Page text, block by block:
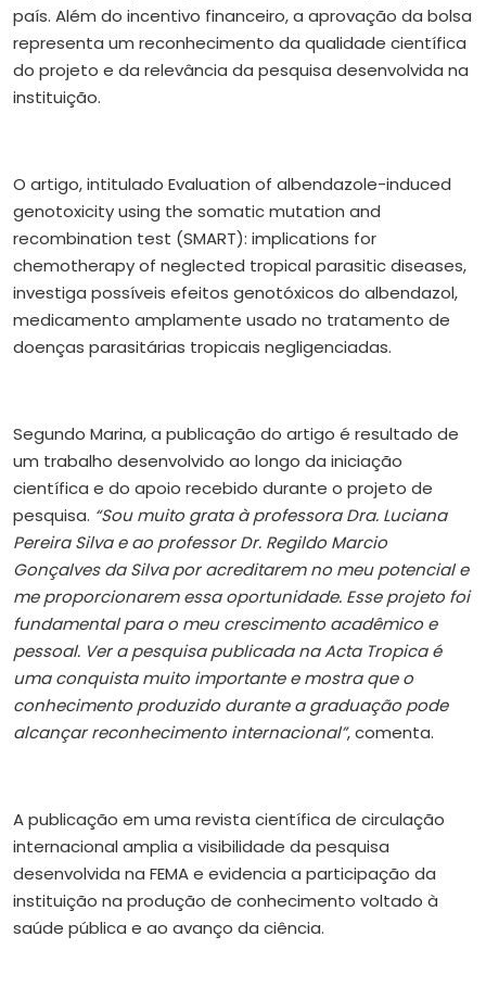
país. Além do incentivo financeiro, a aprovação da bolsa
representa um reconhecimento da qualidade científica
do projeto e da relevância da pesquisa desenvolvida na
instituição.
O artigo, intitulado Evaluation of albendazole-induced
genotoxicity using the somatic mutation and
recombination test (SMART): implications for
chemotherapy of neglected tropical parasitic diseases,
investiga possíveis efeitos genotóxicos do albendazol,
medicamento amplamente usado no tratamento de
doenças parasitárias tropicais negligenciadas.
Segundo Marina, a publicação do artigo é resultado de
um trabalho desenvolvido ao longo da iniciação
científica e do apoio recebido durante o projeto de
pesquisa. “Sou muito grata à professora Dra. Luciana
Pereira Silva e ao professor Dr. Regildo Marcio
Gonçalves da Silva por acreditarem no meu potencial e
me proporcionarem essa oportunidade. Esse projeto foi
fundamental para o meu crescimento acadêmico e
pessoal. Ver a pesquisa publicada na Acta Tropica é
uma conquista muito importante e mostra que o
conhecimento produzido durante a graduação pode
alcançar reconhecimento internacional”, comenta.
A publicação em uma revista científica de circulação
internacional amplia a visibilidade da pesquisa
desenvolvida na FEMA e evidencia a participação da
instituição na produção de conhecimento voltado à
saúde pública e ao avanço da ciência.